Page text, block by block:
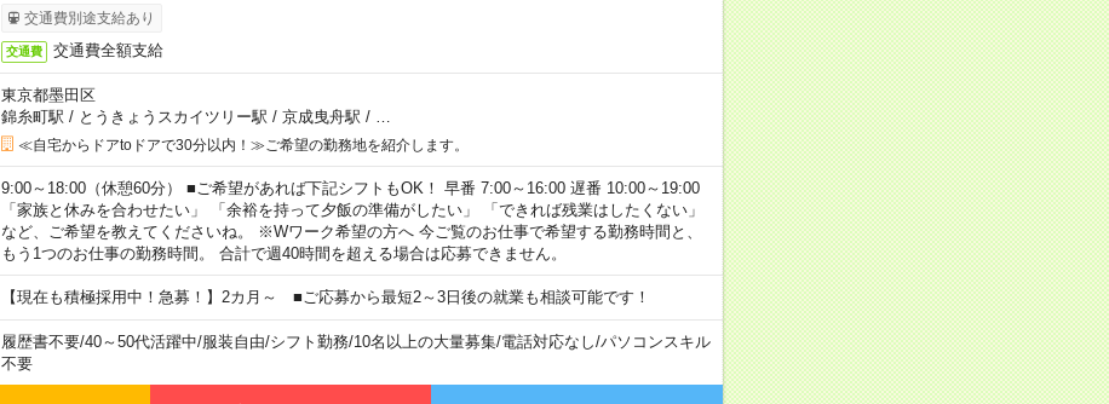
交通費別途支給あり
交通費 交通費全額支給
東京都墨田区
錦糸町駅 / とうきょうスカイツリー駅 / 京成曳舟駅 / …
≪自宅からドアtoドアで30分以内！≫ご希望の勤務地を紹介します。
9:00～18:00（休憩60分） ■ご希望があれば下記シフトもOK！ 早番 7:00～16:00 遅番 10:00～19:00
「家族と休みを合わせたい」 「余裕を持って夕飯の準備がしたい」 「できれば残業はしたくない」
など、ご希望を教えてくださいね。 ※Wワーク希望の方へ 今ご覧のお仕事で希望する勤務時間と、
もう1つのお仕事の勤務時間。 合計で週40時間を超える場合は応募できません。
【現在も積極採用中！急募！】2カ月～ ■ご応募から最短2～3日後の就業も相談可能です！
履歴書不要/40～50代活躍中/服装自由/シフト勤務/10名以上の大量募集/電話対応なし/パソコンスキル
不要